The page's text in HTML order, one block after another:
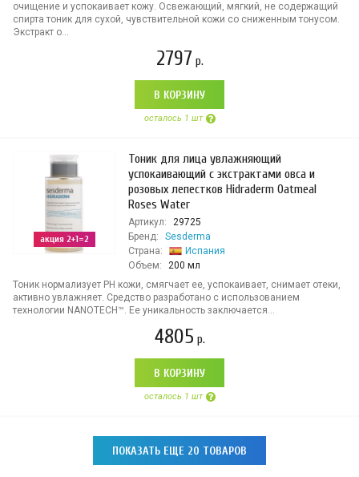
очищение и успокаивает кожу. Освежающий, мягкий, не содержащий
спирта тоник для сухой, чувствительной кожи со сниженным тонусом.
Экстракт о...
2797 р.
В КОРЗИНУ
осталось 1 шт
акция 2+1=2
Тоник для лица увлажняющий
успокаивающий с экстрактами овса и
розовых лепестков Hidraderm Oatmeal
Roses Water
Артикул:
29725
Бренд:
Sesderma
Страна:
Испания
Объем:
200 мл
Тоник нормализует РН кожи, смягчает ее, успокаивает, снимает отеки,
активно увлажняет. Средство разработано с использованием
технологии NANOTECH™. Ее уникальность заключается...
4805 р.
В КОРЗИНУ
осталось 1 шт
ПОКАЗАТЬ ЕЩЕ 20 ТОВАРОВ